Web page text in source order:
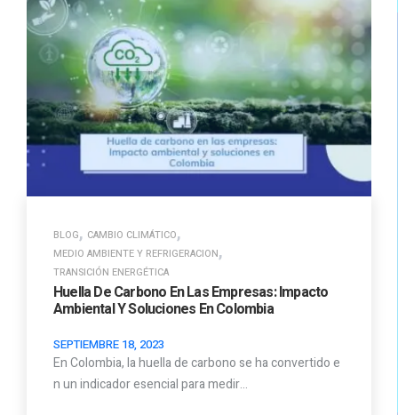
BLOG, CAMBIO CLIMÁTICO,
MEDIO AMBIENTE Y REFRIGERACION,
TRANSICIÓN ENERGÉTICA
Huella De Carbono En Las Empresas: Impacto
Ambiental Y Soluciones En Colombia
SEPTIEMBRE 18, 2023
En Colombia, la huella de carbono se ha convertido e
n un indicador esencial para medir…